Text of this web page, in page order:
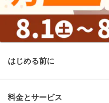
はじめる前に
料金とサービス